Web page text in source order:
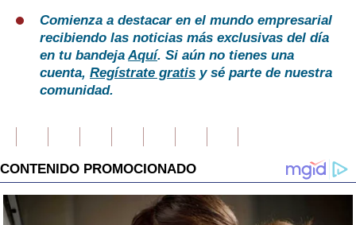
Comienza a destacar en el mundo empresarial
recibiendo las noticias más exclusivas del día
en tu bandejaAquí. Si aún no tienes una
cuenta, Regístrate gratis y sé parte de nuestra
comunidad.